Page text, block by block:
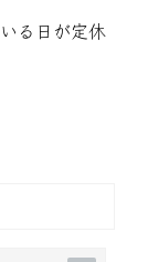
る日が定休